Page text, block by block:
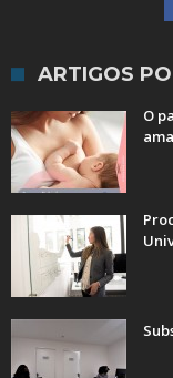
ARTIGOS
O